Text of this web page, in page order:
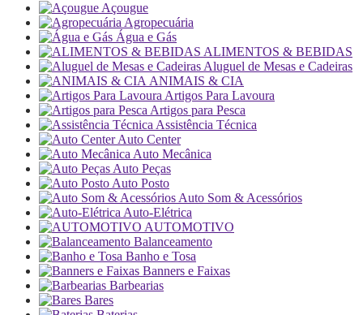
Açougue
Agropecuária
Água e Gás
ALIMENTOS & BEBIDAS
Aluguel de Mesas e Cadeiras
ANIMAIS & CIA
Artigos Para Lavoura
Artigos para Pesca
Assistência Técnica
Auto Center
Auto Mecânica
Auto Peças
Auto Posto
Auto Som & Acessórios
Auto-Elétrica
AUTOMOTIVO
Balanceamento
Banho e Tosa
Banners e Faixas
Barbearias
Bares